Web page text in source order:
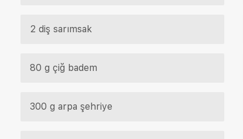
2 diş sarımsak
80 g çiğ badem
300 g arpa şehriye